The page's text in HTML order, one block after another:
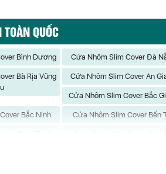
QUỐC
Bình Dương Cửa Nhôm Slim Cover Đà
Bà Rịa Vũng
Cửa Nhôm Slim Cover An
Cửa Nhôm Slim Cover Bắc
Bắc Ninh Cửa Nhôm Slim Cover Bến